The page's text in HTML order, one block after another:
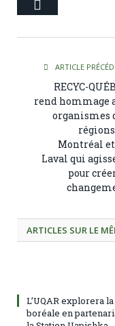
ARTICLE
RECYC-
rend hommage
organismes
Montréal
Laval qui
pour
ARTICLES SUR LE
L’UQAR explorera
boréale en